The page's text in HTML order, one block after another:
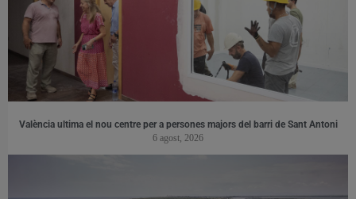
València ultima el nou centre per a persones majors del barri de Sant Antoni
6 agost, 2026